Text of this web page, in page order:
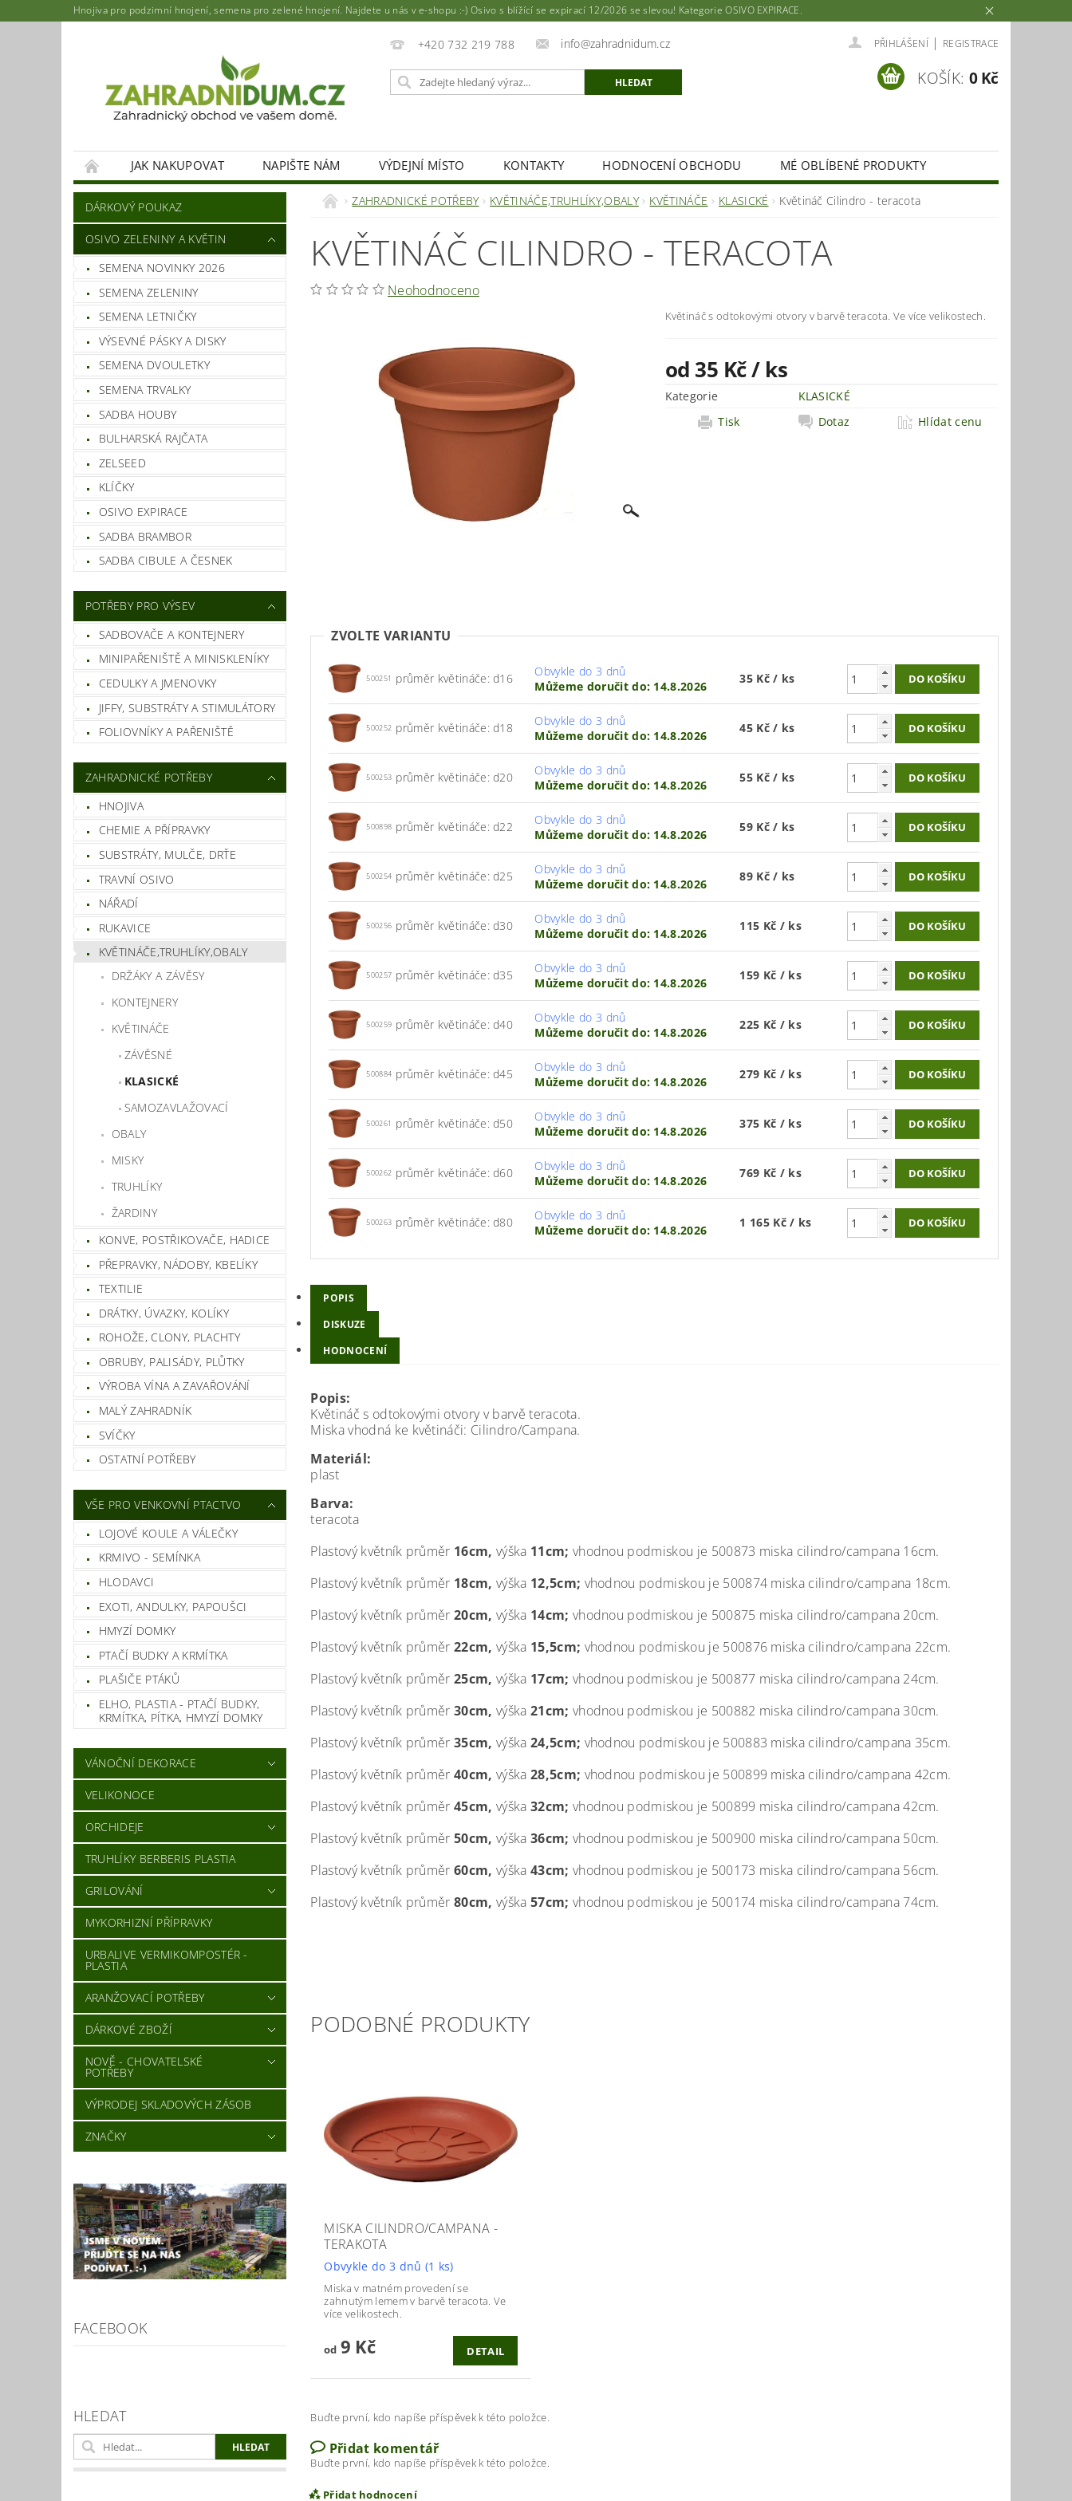
Hnojiva pro podzimní hnojení, semena pro zelené hnojení. Najdete u nás v e-shopu :-) Osivo s blížící se expirací 12/2026 se slevou! Kategorie OSIVO EXPIRACE.
+420 732 219 788 info@zahradnidum.cz PŘIHLÁŠENÍ | REGISTRACE
KOŠÍK: 0 Kč
JAK NAKUPOVAT NAPIŠTE NÁM VÝDEJNÍ MÍSTO KONTAKTY HODNOCENÍ OBCHODU MÉ OBLÍBENÉ PRODUKTY
DÁRKOVÝ POUKAZ
OSIVO ZELENINY A KVĚTIN
SEMENA NOVINKY 2026
SEMENA ZELENINY
SEMENA LETNIČKY
VÝSEVNÉ PÁSKY A DISKY
SEMENA DVOULETKY
SEMENA TRVALKY
SADBA HOUBY
BULHARSKÁ RAJČATA
ZELSEED
KLÍČKY
OSIVO EXPIRACE
SADBA BRAMBOR
SADBA CIBULE A ČESNEK
POTŘEBY PRO VÝSEV
SADBOVAČE A KONTEJNERY
MINIPAŘENIŠTĚ A MINISKLENÍKY
CEDULKY A JMENOVKY
JIFFY, SUBSTRÁTY A STIMULÁTORY
FOLIOVNÍKY A PAŘENIŠTĚ
ZAHRADNICKÉ POTŘEBY
HNOJIVA
CHEMIE A PŘÍPRAVKY
SUBSTRÁTY, MULČE, DRŤE
TRAVNÍ OSIVO
NÁŘADÍ
RUKAVICE
KVĚTINÁČE,TRUHLÍKY,OBALY
DRŽÁKY A ZÁVĚSY
KONTEJNERY
KVĚTINÁČE
ZÁVĚSNÉ
KLASICKÉ
SAMOZAVLAŽOVACÍ
OBALY
MISKY
TRUHLÍKY
ŽARDINY
KONVE, POSTŘIKOVAČE, HADICE
PŘEPRAVKY, NÁDOBY, KBELÍKY
TEXTILIE
DRÁTKY, ÚVAZKY, KOLÍKY
ROHOŽE, CLONY, PLACHTY
OBRUBY, PALISÁDY, PLŮTKY
VÝROBA VÍNA A ZAVAŘOVÁNÍ
MALÝ ZAHRADNÍK
SVÍČKY
OSTATNÍ POTŘEBY
VŠE PRO VENKOVNÍ PTACTVO
LOJOVÉ KOULE A VÁLEČKY
KRMIVO - SEMÍNKA
HLODAVCI
EXOTI, ANDULKY, PAPOUŠCI
HMYZÍ DOMKY
PTAČÍ BUDKY A KRMÍTKA
PLAŠIČE PTÁKŮ
ELHO, PLASTIA - PTAČÍ BUDKY,
KRMÍTKA, PÍTKA, HMYZÍ DOMKY
VÁNOČNÍ DEKORACE
VELIKONOCE
ORCHIDEJE
TRUHLÍKY BERBERIS PLASTIA
GRILOVÁNÍ
MYKORHIZNÍ PŘÍPRAVKY
URBALIVE VERMIKOMPOSTÉR -
PLASTIA
ARANŽOVACÍ POTŘEBY
DÁRKOVÉ ZBOŽÍ
NOVĚ - CHOVATELSKÉ
POTŘEBY
VÝPRODEJ SKLADOVÝCH ZÁSOB
ZNAČKY
FACEBOOK
HLEDAT
ZAHRADNICKÉ POTŘEBY KVĚTINÁČE,TRUHLÍKY,OBALY KVĚTINÁČE KLASICKÉ Květináč Cilindro - teracota
KVĚTINÁČ CILINDRO - TERACOTA
Neohodnoceno
Květináč s odtokovými otvory v barvě teracota. Ve více velikostech.
od 35 Kč/ ks
Kategorie
KLASICKÉ
Tisk
Dotaz Hlídat cenu
ZVOLTE VARIANTU
500251 průměr květináče: d16
Obvykle do 3 dnů
Můžeme doručit do: 14.8.2026
35 Kč/ ks
500252 průměr květináče: d18
Obvykle do 3 dnů
Můžeme doručit do: 14.8.2026
45 Kč/ ks
500253 průměr květináče: d20
Obvykle do 3 dnů
Můžeme doručit do: 14.8.2026
55 Kč/ ks
500898 průměr květináče: d22
Obvykle do 3 dnů
Můžeme doručit do: 14.8.2026
59 Kč/ ks
500254 průměr květináče: d25
Obvykle do 3 dnů
Můžeme doručit do: 14.8.2026
89 Kč/ ks
500256 průměr květináče: d30
Obvykle do 3 dnů
Můžeme doručit do: 14.8.2026
115 Kč / ks
500257 průměr květináče: d35
Obvykle do 3 dnů
Můžeme doručit do: 14.8.2026
159 Kč / ks
500259 průměr květináče: d40
Obvykle do 3 dnů
Můžeme doručit do: 14.8.2026
225 Kč / ks
500884 průměr květináče: d45
Obvykle do 3 dnů
Můžeme doručit do: 14.8.2026
279 Kč / ks
500261 průměr květináče: d50
Obvykle do 3 dnů
Můžeme doručit do: 14.8.2026
375 Kč / ks
500262 průměr květináče: d60
Obvykle do 3 dnů
Můžeme doručit do: 14.8.2026
769 Kč / ks
500263 průměr květináče: d80
Obvykle do 3 dnů
Můžeme doručit do: 14.8.2026
1 165 Kč/ ks
POPIS
DISKUZE
HODNOCENÍ
Popis:
Květináč s odtokovými otvory v barvě teracota.
Miska vhodná ke květináči: Cilindro/Campana.
Materiál:
plast
Barva:
teracota
Plastový květník průměr 16cm,výška 11cm; vhodnou podmiskou je 500873 miska cilindro/campana 16cm.
Plastový květník průměr 18cm,výška 12,5cm; vhodnou podmiskou je 500874 miska cilindro/campana 18cm.
Plastový květník průměr20cm,výška 14cm; vhodnou podmiskou je 500875 miska cilindro/campana 20cm.
Plastový květník průměr22cm,výška 15,5cm; vhodnou podmiskou je 500876 miska cilindro/campana 22cm.
Plastový květník průměr25cm,výška 17cm; vhodnou podmiskou je 500877 miska cilindro/campana 24cm.
Plastový květník průměr30cm,výška 21cm; vhodnou podmiskou je 500882 miska cilindro/campana 30cm.
Plastový květník průměr35cm,výška 24,5cm; vhodnou podmiskou je 500883 miska cilindro/campana 35cm.
Plastový květník průměr40cm,výška 28,5cm; vhodnou podmiskou je 500899 miska cilindro/campana 42cm.
Plastový květník průměr45cm,výška 32cm; vhodnou podmiskou je 500899 miska cilindro/campana 42cm.
Plastový květník průměr50cm,výška 36cm; vhodnou podmiskou je 500900 miska cilindro/campana 50cm.
Plastový květník průměr60cm,výška 43cm; vhodnou podmiskou je 500173 miska cilindro/campana 56cm.
Plastový květník průměr80cm,výška 57cm; vhodnou podmiskou je 500174 miska cilindro/campana 74cm.
PODOBNÉ PRODUKTY
MISKA CILINDRO/CAMPANA -
TERAKOTA
Obvykle do 3 dnů (1 ks)
Miska v matném provedení se
zahnutým lemem v barvě teracota. Ve
více velikostech.
od9 Kč DETAIL
Buďte první, kdo napíše příspěvek k této položce.
Přidat komentář
Buďte první, kdo napíše příspěvek k této položce.
Přidat hodnocení